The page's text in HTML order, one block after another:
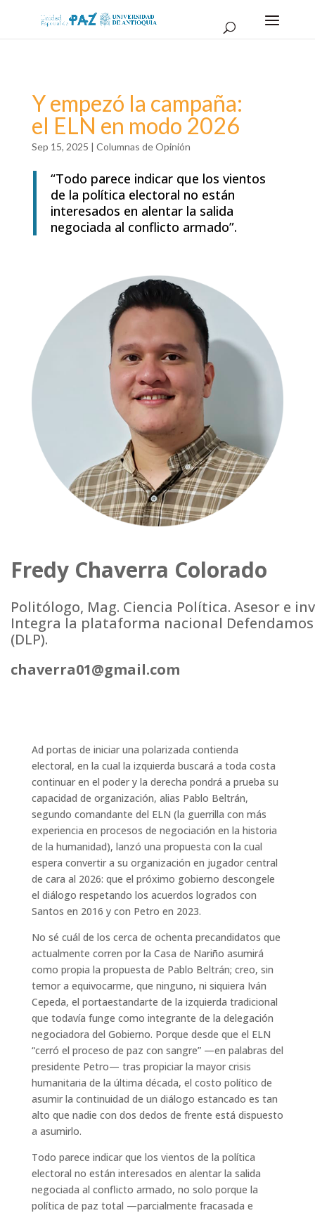
Y empezó la campaña:
el ELN en modo 2026
Sep 15, 2025 | Columnas de Opinión
“Todo parece indicar que los vientos
de la política electoral no están
interesados en alentar la salida
negociada al conflicto armado”.
Fredy Chaverra Colorado
Politólogo, Mag. Ciencia Política. Asesor e
Integra la plataforma nacional Defendamos
(DLP).
chaverra01@gmail.com
Ad portas de iniciaruna polarizada contienda
electoral, en la cual la izquierda buscará a toda costa
continuar en el poder y la derecha pondrá a prueba su
capacidad de organización, alias Pablo Beltrán,
segundo comandante del ELN (la guerrilla con más
experiencia en procesos de negociación en la historia
de la humanidad), lanzó una propuesta con la cual
espera convertira su organización en jugador central
de cara al 2026: que el próximo gobierno descongele
el diálogo respetando los acuerdos logrados con
Santos en 2016 y con Petro en 2023.
No sé cuál de los cerca de ochenta precandidatos que
actualmente corren por la Casa de Nariño asumirá
como propia la propuesta de Pablo Beltrán; creo, sin
temor a equivocarme, que ninguno, ni siquiera Iván
Cepeda, el portaestandarte de la izquierda tradicional
que todavía funge como integrante de la delegación
negociadora del Gobierno. Porque desde que el ELN
“cerró el proceso de paz con sangre” —en palabras del
presidente Petro— tras propiciar la mayor crisis
humanitaria de la última década, el costo político de
asumir la continuidad de un diálogo estancado es tan
alto que nadie con dos dedos de frente está dispuesto
a asumirlo.
Todo parece indicar que los vientos de la política
electoral no están interesados en alentar la salida
negociada al conflicto armado, no solo porque la
política de paz total —parcialmente fracasada e